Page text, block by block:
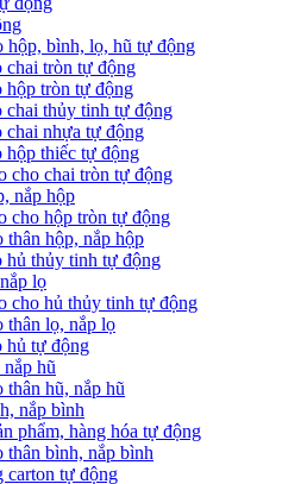
hộp, bình, lọ, hũ tự động
chai tròn tự động
hộp tròn tự động
chai thủy tinh tự động
chai nhựa tự động
hộp thiếc tự động
cho chai tròn tự động
nắp hộp
cho hộp tròn tự động
thân hộp, nắp hộp
hủ thủy tinh tự động
lọ
cho hủ thủy tinh tự động
thân lọ, nắp lọ
hủ tự động
hũ
thân hũ, nắp hũ
nắp bình
phẩm, hàng hóa tự động
thân bình, nắp bình
carton tự động